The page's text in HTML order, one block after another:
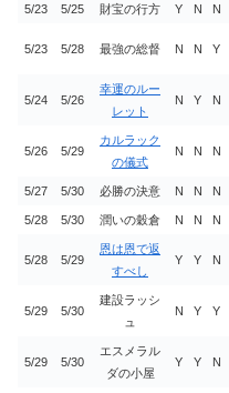
5/23 5/25 財宝の行方 Y N N
5/23 5/28 最強の総督 N N Y
5/24 5/26
幸運のルー
レット
N Y N
5/26 5/29
カルラック
の儀式
N N N
5/27 5/30 必勝の決意 N N N
5/28 5/30 潤いの穀倉 N N N
5/28 5/29
恩は恩で返
すべし
Y Y N
5/29 5/30
建設ラッシ
ュ
N Y Y
5/29 5/30
エスメラル
ダの小屋
Y Y N